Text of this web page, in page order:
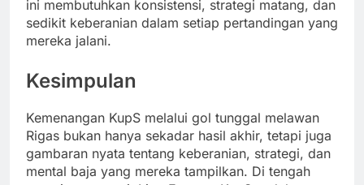
ini membutuhkan konsistensi, strategi matang, dan
sedikit keberanian dalam setiap pertandingan yang
mereka jalani.
Kesimpulan
Kemenangan KupS melalui gol tunggal melawan
Rigas bukan hanya sekadar hasil akhir, tetapi juga
gambaran nyata tentang keberanian, strategi, dan
mental baja yang mereka tampilkan. Di tengah